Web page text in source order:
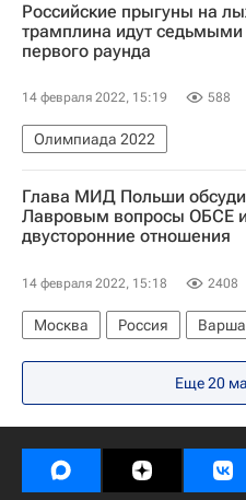
НАТО
Верховная Рада
Российские прыгуны на
трамплина идут седьмыми
первого раунда
14 февраля 2022, 15:19 588
Олимпиада 2022
Прыжки на лыжах с
Данил Садреев
Евгений
Глава МИД Польши
Лавровым вопросы ОБСЕ и
двусторонние отношения
14 февраля 2022, 15:18 2408
Москва Россия
МИД Польши
ОБСЕ
Ситуация в ДНР и ЛНР
Еще 20